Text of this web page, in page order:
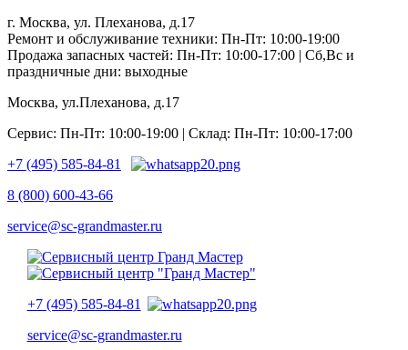
г. Москва, ул. Плеханова, д.17
Ремонт и обслуживание техники: Пн-Пт: 10:00-19:00
Продажа запасных частей: Пн-Пт: 10:00-17:00 | Сб,Вс и
праздничные дни: выходные
Москва, ул.Плеханова, д.17
Сервис: Пн-Пт: 10:00-19:00 | Склад: Пн-Пт: 10:00-17:00
+7 (495) 585-84-81
8 (800) 600-43-66
service@sc-grandmaster.ru
+7 (495) 585-84-81
service@sc-grandmaster.ru